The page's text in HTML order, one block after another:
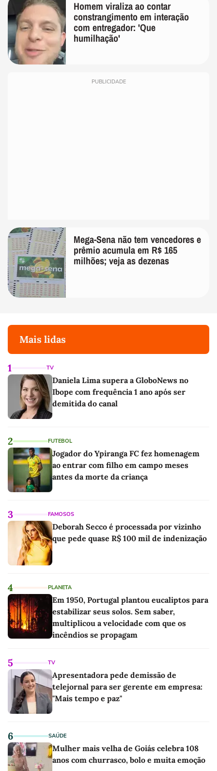
Homem viraliza ao contar
constrangimento em interação
com entregador: 'Que
humilhação'
PUBLICIDADE
Mega-Sena não tem vencedores e
prêmio acumula em R$ 165
milhões; veja as dezenas
Mais lidas
1 TV
Daniela Lima supera a GloboNews no
Ibope com frequência 1 ano após ser
demitida do canal
2 FUTEBOL
Jogador do Ypiranga FC fez homenagem
ao entrar com filho em campo meses
antes da morte da criança
3 FAMOSOS
Deborah Secco é processada por vizinho
que pede quase R$ 100 mil de indenização
4 PLANETA
Em 1950, Portugal plantou eucaliptos para
estabilizar seus solos. Sem saber,
multiplicou a velocidade com que os
incêndios se propagam
5 TV
Apresentadora pede demissão de
telejornal para ser gerente em empresa:
"Mais tempo e paz"
6 SAÚDE
Mulher mais velha de Goiás celebra 108
anos com churrasco, bolo e muita emoção